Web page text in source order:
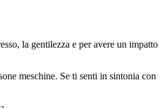
la gentilezza e per avere un impatto
meschine. Se ti senti in sintonia con